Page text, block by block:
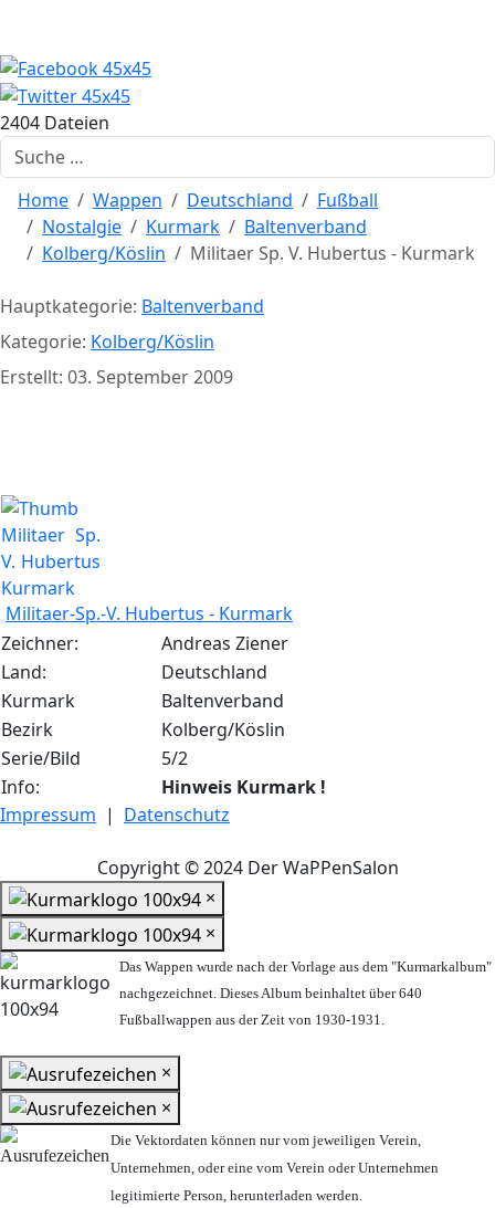
2404 Dateien
Suchen
Home Wappen Deutschland
Fußball
Nostalgie
Kurmark
Baltenverband
Kolberg/Köslin
Militaer Sp. V. Hubertus - Kurmark
Hauptkategorie: Baltenverband
Kategorie: Kolberg/Köslin
Erstellt: 03. September 2009
Militaer-Sp.-V. Hubertus - Kurmark
Zeichner:
Andreas Ziener
Land:
Deutschland
Kurmark
Baltenverband
Bezirk
Kolberg/Köslin
Serie/Bild
5/2
Info:
Hinweis Kurmark !
Impressum | Datenschutz
Copyright © 2024 Der WaPPenSalon
×
×
Das Wappen wurde nach der Vorlage aus dem "Kurmarkalbum"
nachgezeichnet. Dieses Album beinhaltet über 640
Fußballwappen aus der Zeit von 1930-1931.
×
×
Die Vektordaten können nur vom jeweiligen Verein,
Unternehmen, oder eine vom Verein oder Unternehmen
legitimierte Person, herunterladen werden.